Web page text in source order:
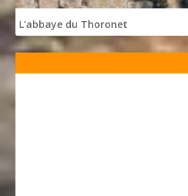
L'abbaye du Thoronet